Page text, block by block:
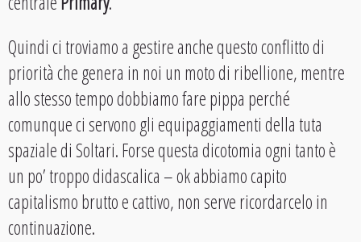
Quindi ci troviamo a gestire anche questo conflitto di
priorità che genera in noi un moto di ribellione, mentre
allo stesso tempo dobbiamo fare pippa perché
comunque ci servono gli equipaggiamenti della tuta
spaziale di Soltari. Forse questa dicotomia ogni tanto è
un po’ troppo didascalica – ok abbiamo capito
capitalismo brutto e cattivo, non serve ricordarcelo in
continuazione.